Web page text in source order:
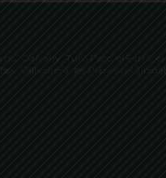
Galvany, Turó Parc, el Farró, el
Vallvidrera, les Planes i el